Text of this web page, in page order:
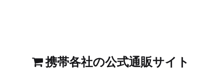
携帯各社の公式通販サイト